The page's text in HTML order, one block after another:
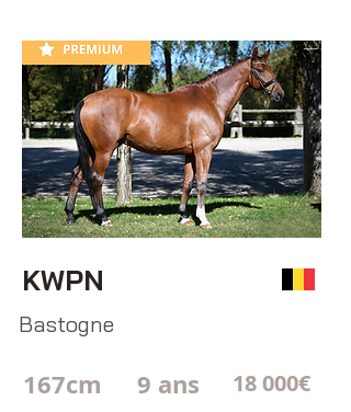
KWPN
Bastogne
167cm 9 ans 18 000€